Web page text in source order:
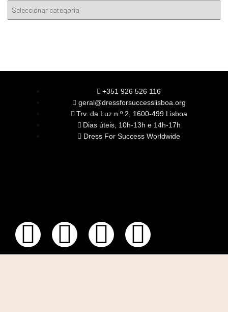
+351 926 526 116
geral@dressforsuccesslisboa.org
Trv. da Luz n.º 2, 1600-499 Lisboa
Dias úteis, 10h-13h e 14h-17h
Dress For Success Worldwide